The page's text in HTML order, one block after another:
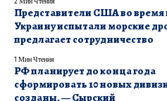
Представители США во время
Украину испытали морские
предлагает сотрудничество
1 Мин Чтения
РФ планирует до конца года
сформировать 10 новых
созданы, — Сырский